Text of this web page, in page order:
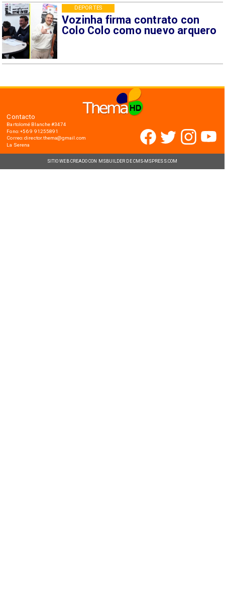
Vozinha firma contrato con
Colo Colo como nuevo arquero
DEPORTES
SITIO WEB CREADO CON MSBUILDER DE CMS-MSPRESS.COM
Contacto
Bartolomé Blanche #3474
Fono: +56 9 91255891
Correo: director.thema@gmail.com
La Serena